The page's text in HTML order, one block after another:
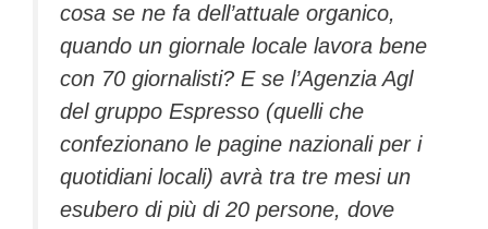
cosa se ne fa dell’attuale organico,
quando un giornale locale lavora bene
con 70 giornalisti? E se l’Agenzia Agl
del gruppo Espresso (quelli che
confezionano le pagine nazionali per i
quotidiani locali) avrà tra tre mesi un
esubero di più di 20 persone, dove